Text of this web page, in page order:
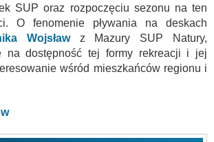
SUP oraz rozpoczęciu sezonu na ten
O fenomenie pływania na deskach
Wojsławz Mazury SUP Natury,
na dostępność tej formy rekreacji i jej
wśród mieszkańców regionu i